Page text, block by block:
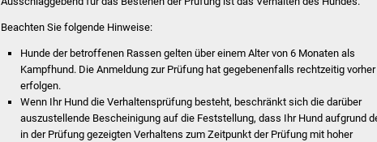
Beachten Sie folgende Hinweise:
Hunde der betroffenen Rassen gelten über einem Alter von 6 Monaten als
Kampfhund. Die Anmeldung zur Prüfung hat gegebenenfalls rechtzeitig vorher
erfolgen.
Wenn Ihr Hund die Verhaltensprüfung besteht, beschränkt sich die darüber
auszustellende Bescheinigung auf die Feststellung, dass Ihr Hund aufgrund
in der Prüfung gezeigten Verhaltens zum Zeitpunkt der Prüfung mit hoher